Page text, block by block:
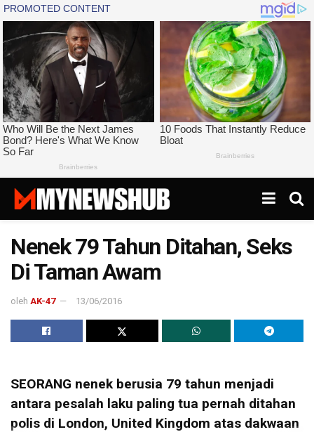
Nenek 79 Tahun Ditahan, Seks
Di Taman Awam
oleh AK-47 13/06/2016
SEORANG nenek berusia 79 tahun menjadi
antara pesalah laku paling tua pernah ditahan
polis di London, United Kingdom atas dakwaan